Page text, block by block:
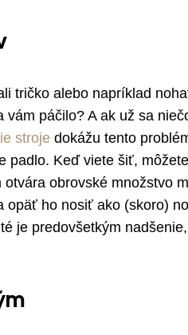
tričko alebo napríklad
páčilo? A ak už sa
stroje dokážu tento
padlo. Keď viete šiť,
obrovské množstvo
opäť ho nosiť ako (skoro)
je predovšetkým